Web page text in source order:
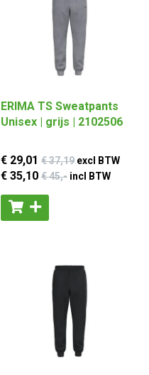
ERIMA TS Sweatpants
Unisex | grijs | 2102506
€ 29,01 € 37,19 excl BTW
€ 35,10 € 45,- incl BTW